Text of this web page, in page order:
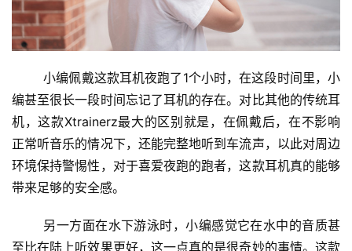
小编佩戴这款耳机夜跑了1个小时，在这段时间里，小
编甚至很长一段时间忘记了耳机的存在。对比其他的传统耳
机，这款Xtrainerz最大的区别就是，在佩戴后，在不影响
正常听音乐的情况下，还能完整地听到车流声，以此对周边
环境保持警惕性，对于喜爱夜跑的跑者，这款耳机真的能够
带来足够的安全感。
另一方面在水下游泳时，小编感觉它在水中的音质甚
至比在陆上听效果更好，这一点真的是很奇妙的事情。这款